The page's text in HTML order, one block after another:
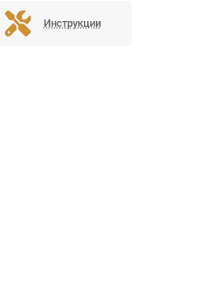
Инструкции